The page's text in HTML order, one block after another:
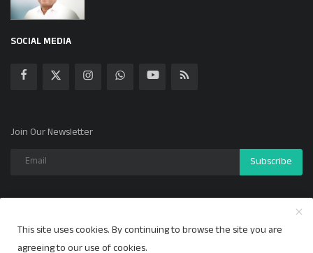
SOCIAL MEDIA
Join Our Newsletter
Subscribe
Copyright 2024 ಕಲ್ಯಾಣ ಕಹಳೆ - All Rights Reserved.
This site uses cookies. By continuing to browse the site you are
agreeing to our use of cookies.